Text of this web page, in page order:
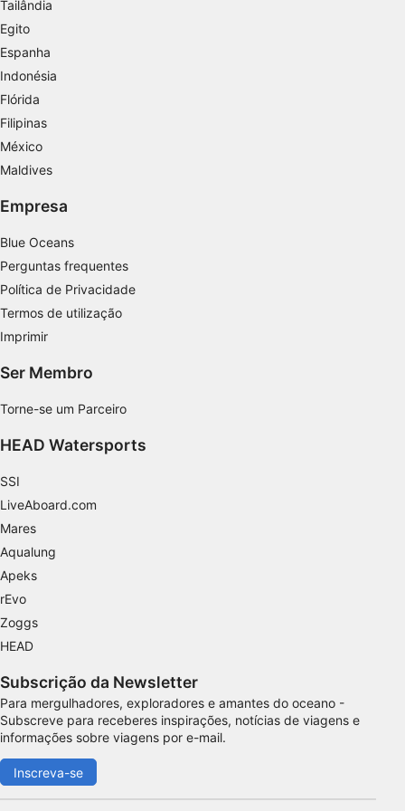
Tailândia
Egito
Espanha
Indonésia
Flórida
Filipinas
México
Maldives
Empresa
Blue Oceans
Perguntas frequentes
Política de Privacidade
Termos de utilização
Imprimir
Ser Membro
Torne-se um Parceiro
HEAD Watersports
SSI
LiveAboard.com
Mares
Aqualung
Apeks
rEvo
Zoggs
HEAD
Subscrição da Newsletter
Para mergulhadores, exploradores e amantes do oceano -
Subscreve para receberes inspirações, notícias de viagens e
informações sobre viagens por e-mail.
Inscreva-se
Usar perfis para selecionar conteúdo
Medir o desempenho da publicidade
Medir o desempenho do conteúdo
Entender o público por meio de estatísticas
ou combinações de dados de fontes
Desenvolver e melhorar os serviços
Usar dados limitados para selecionar
conteúdo
Usar dados exatos de geolocalização
Identificar dispositivos com base nas
Desempenho